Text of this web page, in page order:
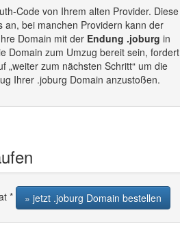
Code von Ihrem alten Provider. Diese
bei manchen Providern kann der
Domain mit der Endung .joburg in
Domain zum Umzug bereit sein, fordert
„weiter zum nächsten Schritt“ um die
Ihrer .joburg Domain anzustoßen.
* » jetzt .joburg Domain bestellen